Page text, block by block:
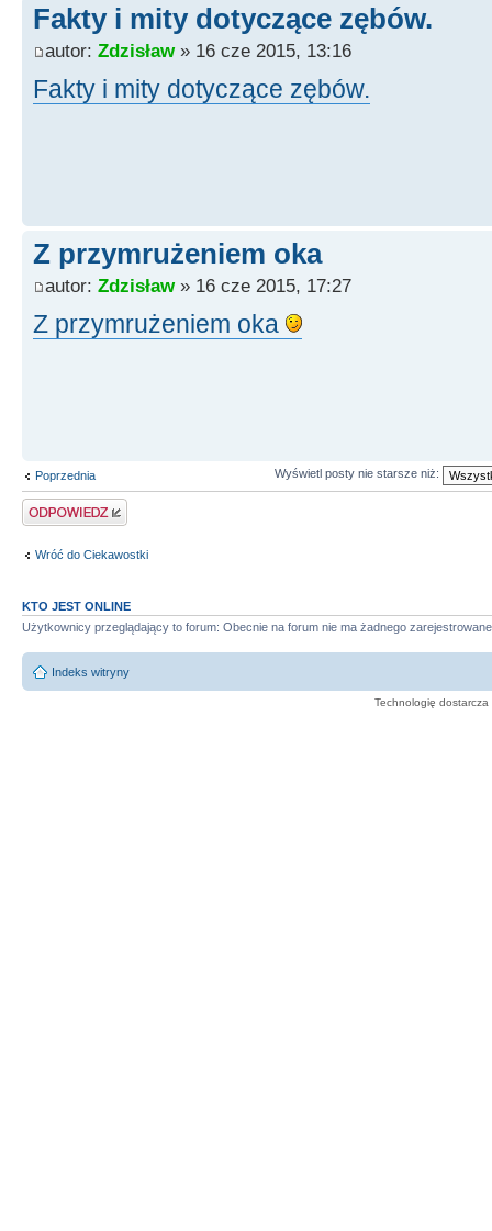
Fakty i mity dotyczące zębów.
autor: Zdzisław» 16 cze 2015, 13:16
Fakty i mity dotyczące zębów.
Z przymrużeniem oka
autor: Zdzisław» 16 cze 2015, 17:27
Z przymrużeniem oka
Poprzednia Wyświetl posty nie starsze niż:
Odpowiedz
Wróć do Ciekawostki
KTO JEST ONLINE
Użytkownicy przeglądający to forum: Obecnie na forum nie ma żadnego
Indeks witryny
Technologię dostarcza